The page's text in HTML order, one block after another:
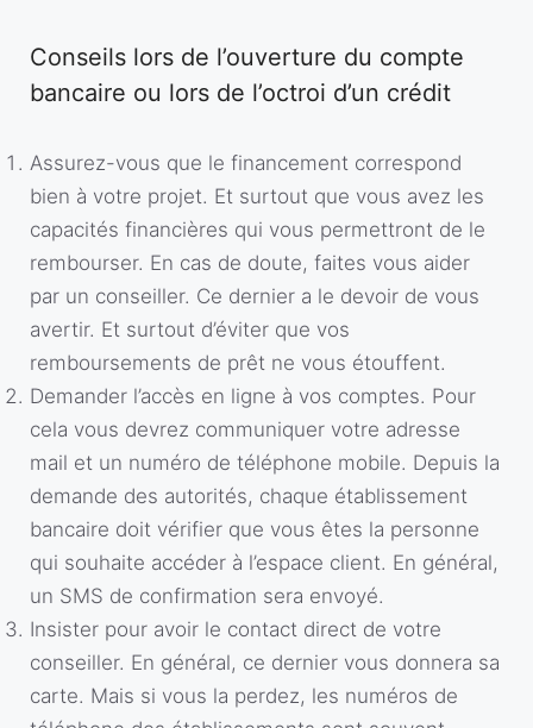
Conseils lors de l’ouverture du compte
bancaire ou lors de l’octroi d’un crédit
Assurez-vous que le financement correspond
bien à votre projet. Et surtout que vous avez les
capacités financières qui vous permettront de le
rembourser. En cas de doute, faites vous aider
par un conseiller. Ce dernier a le devoir de vous
avertir. Et surtout d’éviter que vos
remboursements de prêt ne vous étouffent.
Demander l’accès en ligne à vos comptes. Pour
cela vous devrez communiquer votre adresse
mail et un numéro de téléphone mobile. Depuis la
demande des autorités, chaque établissement
bancaire doit vérifier que vous êtes la personne
qui souhaite accéder à l’espace client. En général,
un SMS de confirmation sera envoyé.
Insister pour avoir le contact direct de votre
conseiller. En général, ce dernier vous donnera sa
carte. Mais si vous la perdez, les numéros de